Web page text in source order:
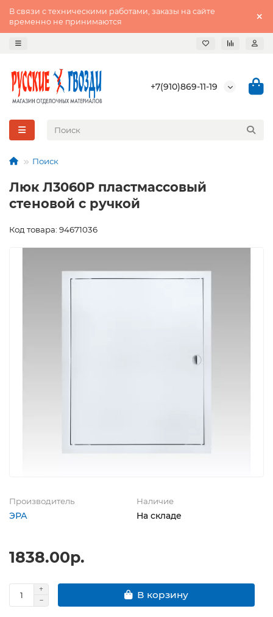
В связи с техническими работами, заказы на сайте
временно не принимаются
+7(910)869-11-19
Поиск
Люк Л3060Р пластмассовый
стеновой с ручкой
Код товара: 94671036
Производитель
ЭРА
Наличие
На складе
1838.00р.
В корзину